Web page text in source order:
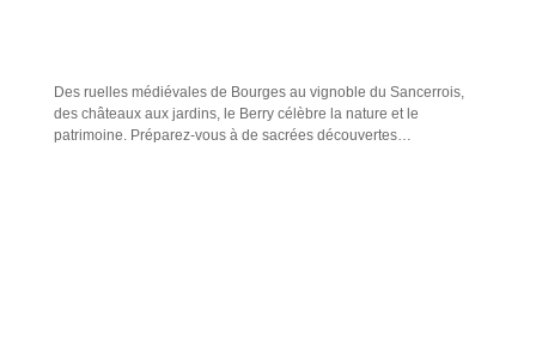
Des ruelles médiévales de Bourges au vignoble du Sancerrois,
des châteaux aux jardins, le Berry célèbre la nature et le
patrimoine. Préparez-vous à de sacrées découvertes…